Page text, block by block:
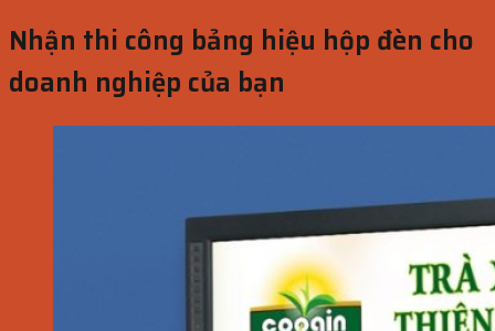
Nhận thi công bảng hiệu hộp đèn cho
doanh nghiệp của bạn